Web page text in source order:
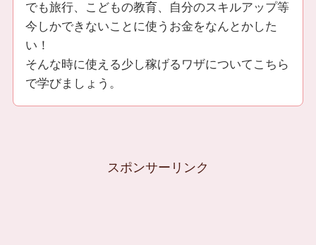
でも旅行、こどもの教育、自分のスキルアップ等
今しかできないことに使うお金をなんとかした
い！
そんな時に使える少し稼げるワザについてこちら
で学びましょう。
スポンサーリンク